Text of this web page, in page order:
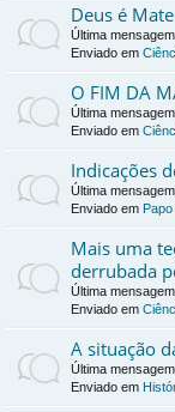
Deus é
Última
Enviado em
O FIM DA
Última
Enviado em
Indicações
Última
Enviado em
Mais uma
derrubada
Última
Enviado em
A situação
Última
Enviado em